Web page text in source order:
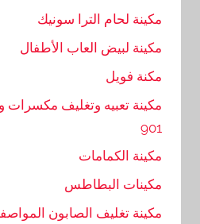
مكينة لحام الترا سونيك
مكينة لبيض العاب الأطفال
مكنة فويل
مكينة تعبيه وتغليف
901
مكينة الكمامات
مكينات البطاطس
مكينة تغليف الصابون